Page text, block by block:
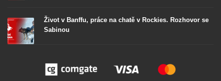
Život v Banffu, práce na chatě v Rockies. Rozhovor se
Sabinou